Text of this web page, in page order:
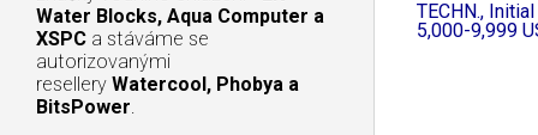
Water Blocks, Aqua Computer a
XSPC a stáváme se
autorizovanými
resellery Watercool, Phobya a
BitsPower.
TECHN.,
5,000-9,999